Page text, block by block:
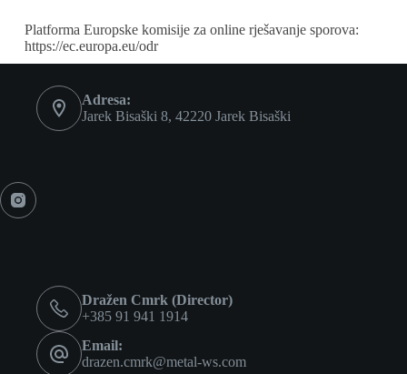
Platforma Europske komisije za online rješavanje sporova:
https://ec.europa.eu/odr
Adresa:
Jarek Bisaški 8, 42220 Jarek Bisaški
Dražen Cmrk (Director)
+385 91 941 1914
Email:
drazen.cmrk@metal-ws.com